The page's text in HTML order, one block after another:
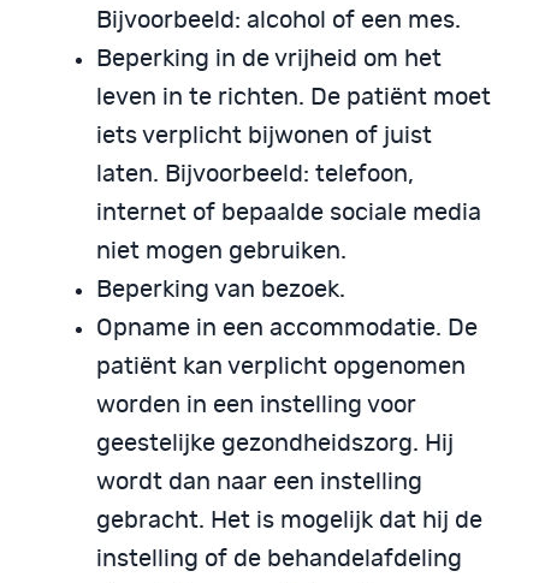
Bijvoorbeeld: alcohol of een mes.
Beperking in de vrijheid om het
leven in te richten. De patiënt moet
iets verplicht bijwonen of juist
laten. Bijvoorbeeld: telefoon,
internet of bepaalde sociale media
niet mogen gebruiken.
Beperking van bezoek.
Opname in een accommodatie. De
patiënt kan verplicht opgenomen
worden in een instelling voor
geestelijke gezondheidszorg. Hij
wordt dan naar een instelling
gebracht. Het is mogelijk dat hij de
instelling of de behandelafdeling